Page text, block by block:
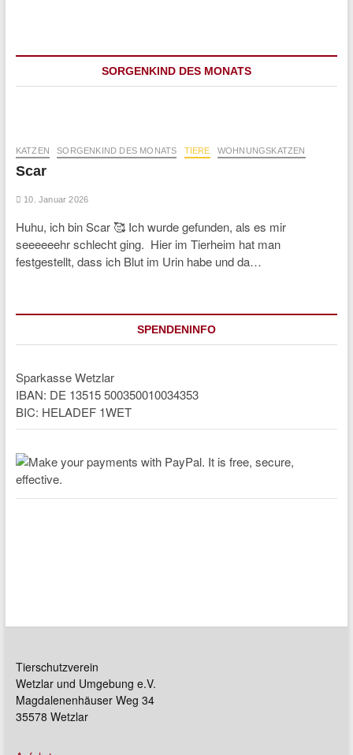
SORGENKIND DES MONATS
KATZEN SORGENKIND DES MONATS TIERE WOHNUNGSKATZEN
Scar
10. Januar 2026
Huhu, ich bin Scar 🥰 Ich wurde gefunden, als es mir
seeeeeehr schlecht ging. Hier im Tierheim hat man
festgestellt, dass ich Blut im Urin habe und da…
SPENDENINFO
Sparkasse Wetzlar
IBAN: DE 13515 500350010034353
BIC: HELADEF 1WET
Tierschutzverein
Wetzlar und Umgebung e.V.
Magdalenenhäuser Weg 34
35578 Wetzlar